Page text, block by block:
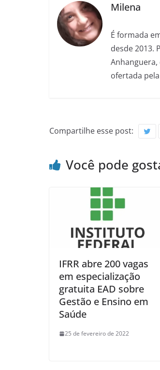
Milena
É formada
desde 2013.
ofertada
Compartilhe esse post:
Você pode
IFRR abre 200 vagas
em especialização
gratuita EAD sobre
Gestão e Ensino em
Saúde
25 de fevereiro de 2022